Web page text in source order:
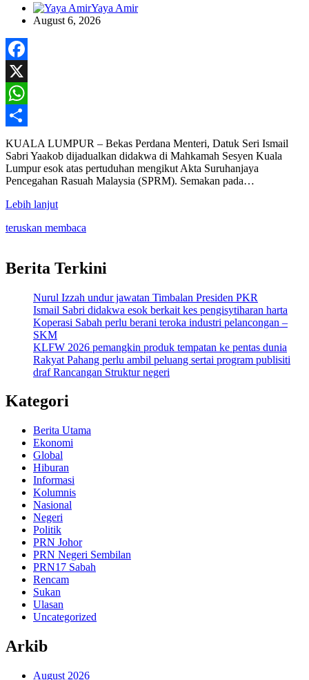
Yaya Amir
August 6, 2026
Facebook
X
WhatsApp
Share
KUALA LUMPUR – Bekas Perdana Menteri, Datuk Seri Ismail
Sabri Yaakob dijadualkan didakwa di Mahkamah Sesyen Kuala
Lumpur esok atas pertuduhan mengikut Akta Suruhanjaya
Pencegahan Rasuah Malaysia (SPRM). Semakan pada…
Lebih lanjut
teruskan membaca
Berita Terkini
Nurul Izzah undur jawatan Timbalan Presiden PKR
Ismail Sabri didakwa esok berkait kes pengisytiharan harta
Koperasi Sabah perlu berani teroka industri pelancongan –
SKM
KLFW 2026 pemangkin produk tempatan ke pentas dunia
Rakyat Pahang perlu ambil peluang sertai program publisiti
draf Rancangan Struktur negeri
Kategori
Berita Utama
Ekonomi
Global
Hiburan
Informasi
Kolumnis
Nasional
Negeri
Politik
PRN Johor
PRN Negeri Sembilan
PRN17 Sabah
Rencam
Sukan
Ulasan
Uncategorized
Arkib
August 2026